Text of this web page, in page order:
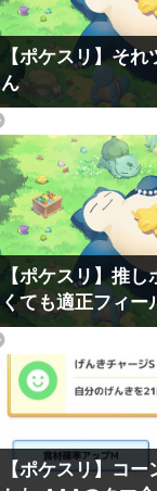
【ポケスリ】そ
ん
【ポケスリ】推
くても適正フィ
【ポケスリ】コ